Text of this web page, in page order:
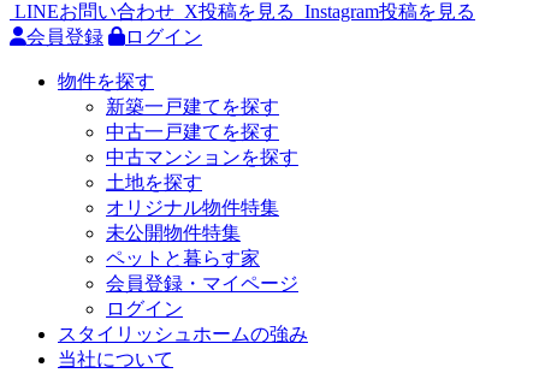
LINEお問い合わせ X投稿を見る Instagram投稿を見る
会員登録
ログイン
物件を探す
新築一戸建てを探す
中古一戸建てを探す
中古マンションを探す
土地を探す
オリジナル物件特集
未公開物件特集
ペットと暮らす家
会員登録・マイページ
ログイン
スタイリッシュホームの強み
当社について